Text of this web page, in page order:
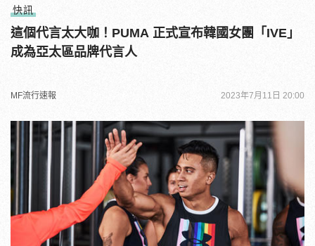
快訊
這個代言太大咖！PUMA 正式宣布韓國女團「IVE」
成為亞太區品牌代言人
MF流行速報 2023年7月11日 20:00